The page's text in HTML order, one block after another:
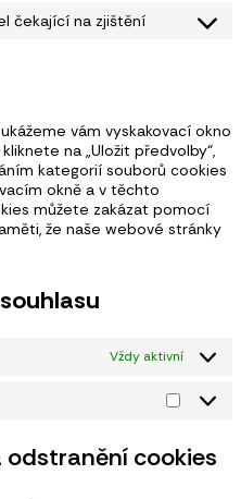
čekající na zjištění
Consent
vám vyskakovací okno
na „Uložit předvolby“,
kategorií souborů cookies
okně a v těchto
můžete zakázat pomocí
že naše webové stránky
Vždy aktivní
odstranění cookies